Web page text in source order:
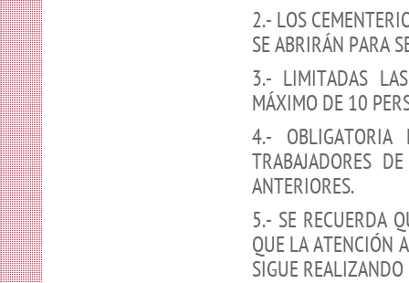
2.- LOS
SE ABRIRÁN PARA
3.- LIMITADAS
MÁXIMO DE 10
4.-
TRABAJADORES
ANTERIORES.
5.- SE RECUERDA
QUE LA ATENCIÓN
SIGUE